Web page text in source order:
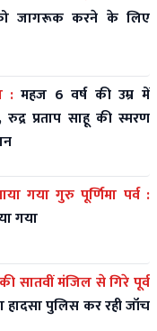
जागरूक करने के लिए
परसपुर/करनैलगंज/ गोंडा : महज 6 वर्ष की उम्र में
रुद्र प्रताप साहू की स्मरण
बड़े ही हर्ष उल्लास से मनाया गया गुरु पूर्णिमा पर्व :
गया
सातवीं मंजिल से गिरे पूर्व
हादसा पुलिस कर रही जॉच